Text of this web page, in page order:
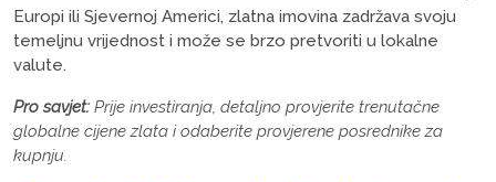
Europi ili Sjevernoj Americi, zlatna imovina zadržava svoju
temeljnu vrijednost i može se brzo pretvoriti u lokalne
valute.
Pro savjet: Prije investiranja, detaljno provjerite trenutačne
globalne cijene zlata i odaberite provjerene posrednike za
kupnju.